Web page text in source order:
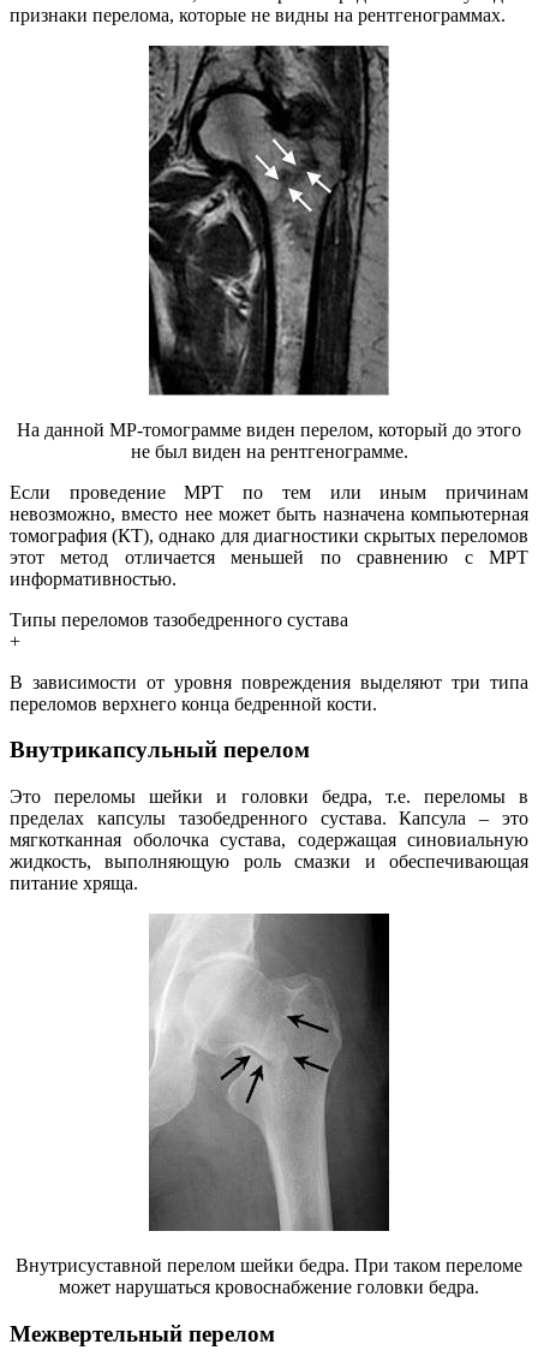
признаки перелома, которые не видны на рентгенограммах.
На данной МР-томограмме виден перелом, который до этого
не был виден на рентгенограмме.
Если проведение МРТ по тем или иным причинам
невозможно, вместо нее может быть назначена компьютерная
томография (КТ), однако для диагностики скрытых переломов
этот метод отличается меньшей по сравнению с МРТ
информативностью.
Типы переломов тазобедренного сустава
+
В зависимости от уровня повреждения выделяют три типа
переломов верхнего конца бедренной кости.
Внутрикапсульный перелом
Это переломы шейки и головки бедра, т.е. переломы в
пределах капсулы тазобедренного сустава. Капсула – это
мягкотканная оболочка сустава, содержащая синовиальную
жидкость, выполняющую роль смазки и обеспечивающая
питание хряща.
Внутрисуставной перелом шейки бедра. При таком переломе
может нарушаться кровоснабжение головки бедра.
Межвертельный перелом